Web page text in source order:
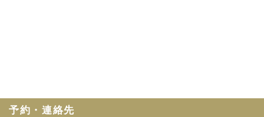
予約・連絡先